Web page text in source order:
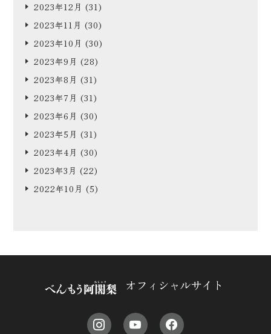
2023年12月 (31)
2023年11月 (30)
2023年10月 (30)
2023年9月 (28)
2023年8月 (31)
2023年7月 (31)
2023年6月 (30)
2023年5月 (31)
2023年4月 (30)
2023年3月 (22)
2022年10月 (5)
オフィシャルサイト